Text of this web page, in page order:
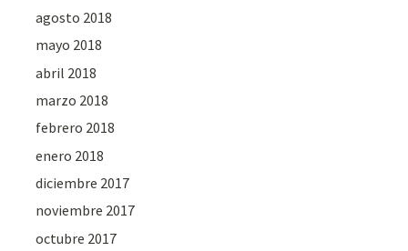
agosto 2018
mayo 2018
abril 2018
marzo 2018
febrero 2018
enero 2018
diciembre 2017
noviembre 2017
octubre 2017